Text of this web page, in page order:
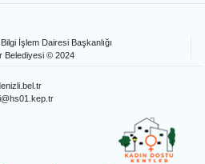
İşlem Dairesi Başkanlığı
Belediyesi © 2024